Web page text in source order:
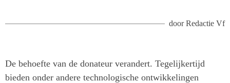
doorRedactie Vf
De behoefte van de donateur verandert. Tegelijkertijd
bieden onder andere technologische ontwikkelingen